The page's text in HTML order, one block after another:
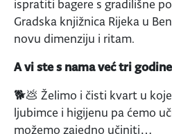
ispratiti bagere s gradilišne
Gradska knjižnica Rijeka u
novu dimenziju i ritam.
A vi ste s nama već tri
🐕💩 Želimo i čisti kvart u
ljubimce i higijenu pa ćemo
možemo zajedno učiniti…